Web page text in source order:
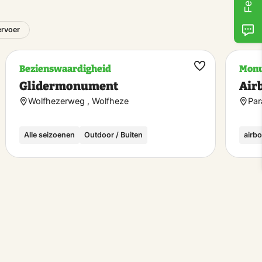
Bezienswaardigheid
Glidermonument
Wolfhezerweg , Wolfheze
Alle seizoenen Outdoor / Buiten
Maak